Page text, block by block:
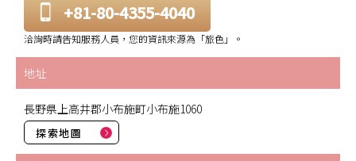
+81-80-4355-4040
洽詢時請告知服務人員，您的資訊來源為「旅色」。
地址
長野県上高井郡小布施町小布施1060
探索地圖